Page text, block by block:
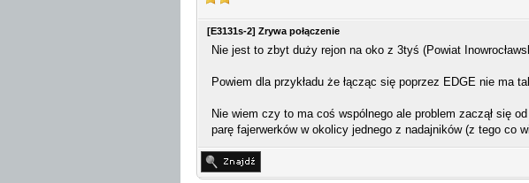
[E3131s-2] Zrywa połączenie
Nie jest to zbyt duży rejon na oko z 3tyś (Powiat
Powiem dla przykładu że łącząc się poprzez EDGE nie ma
Nie wiem czy to ma coś wspólnego ale problem zaczął się
parę fajerwerków w okolicy jednego z nadajników (z tego co